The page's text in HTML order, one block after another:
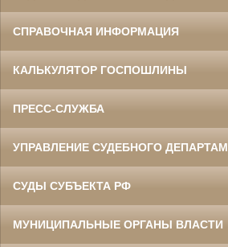
СПРАВОЧНАЯ ИНФОРМАЦИЯ
КАЛЬКУЛЯТОР ГОСПОШЛИНЫ
ПРЕСС-СЛУЖБА
УПРАВЛЕНИЕ СУДЕБНОГО
СУДЫ СУБЪЕКТА РФ
МУНИЦИПАЛЬНЫЕ ОРГАНЫ ВЛАСТИ